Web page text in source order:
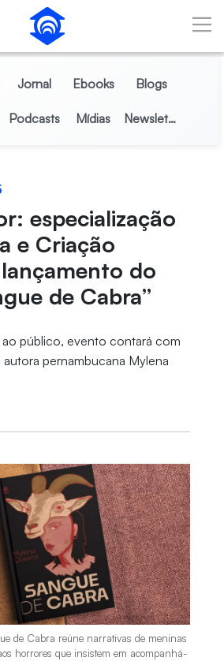
principal
Jornal Ebooks Blogs
Podcasts Mídias Newsletter
especialização
e Criação
do
de Cabra”
público, evento contará com
pernambucana Mylena
de Cabra reúne narrativas de meninas
horrores que insistem em acompanhá-